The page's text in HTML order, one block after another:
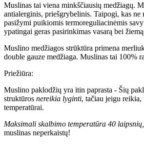
Muslinas tai viena minkščiausių medžiagų.
antialerginis, priešgrybelinis. Taipogi, kas ne
pasižymi puikiomis termoreguliacinėmis
ypatingai geras pasirinkimas vasarą bei
Muslino medžiagos strūktūra primena
double gauze medžiaga. Muslinas tai 100%
Priežiūra:
Muslino paklodžių yra itin paprasta - Šių
struktūros nereikia lyginti, tačiau jeigu reikia,
temperatūrai.
Maksimali skalbimo temperatūra 40 laipsnių,
muslinas neperkaistų!